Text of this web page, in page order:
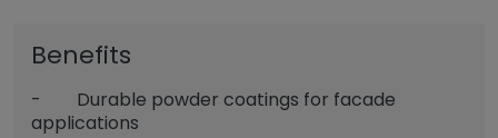
Benefits
- Durable powder coatings for facade
applications